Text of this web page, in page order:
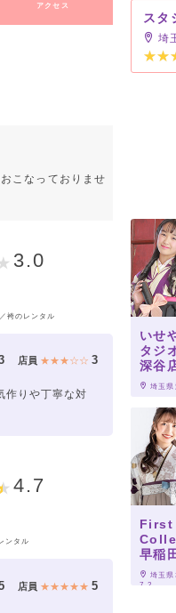
アクセス
こなっておりませ
3.0
袴のレンタル
店員 ★★★☆☆ 3
作りや丁寧な対
4.7
ンタル
店員 ★★★★★ 5
スタ
埼
いせ
タジ
深谷
埼玉
First
早稲
埼玉
7-2